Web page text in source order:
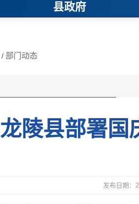
/ 部门动态
龙陵县部署国
发布日期：